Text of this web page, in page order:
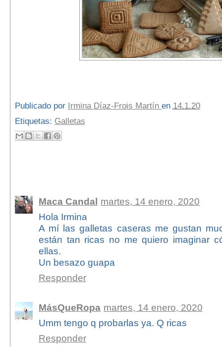
Publicado por Irmina Díaz-Frois Martín en 14.1.20
Etiquetas: Galletas
Maca Candal martes, 14 enero, 2020
Hola Irmina
A mí las galletas caseras me gustan
están tan ricas no me quiero imaginar
ellas.
Un besazo guapa
Responder
MásQueRopa martes, 14 enero, 2020
Umm tengo q probarlas ya. Q ricas
Responder